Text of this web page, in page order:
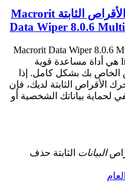
حذف البيانات من محرك الأقراص الثابتة Macrorit
Data Wiper 8.0.6
Macrorit Data Wiper 8.0.6
Install 64x Macrorit Data Wiper هي أداة مساعدة قوية
بك بشكل كامل. إذا
الأقراص الثابتة لديك، فإن
لحماية بياناتك الشخصية أو
البيانات الثابتة حذف